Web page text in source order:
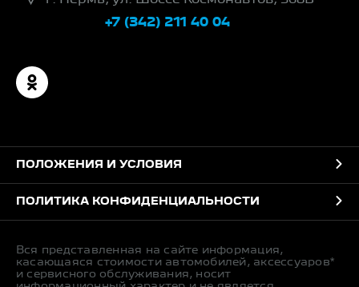
+7 (342) 211 40 04
ПОЛОЖЕНИЯ И УСЛОВИЯ
ПОЛИТИКА КОНФИДЕНЦИАЛЬНОСТИ
Вся представленная на сайте информация,
касающаяся стоимости автомобилей, аксессуаров*
и сервисного обслуживания, носит